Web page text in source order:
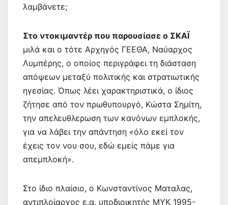
λαμβάνετε;
Στο ντοκιμαντέρ που παρουσίασε ο ΣΚΑΪ
μιλά και ο τότε Αρχηγός ΓΕΕΘΑ, Ναύαρχος
Λυμπέρης, ο οποίος περιγράφει τη διάσταση
απόψεων μεταξύ πολιτικής και στρατιωτικής
ηγεσίας. Όπως λέει χαρακτηριστικά, ο ίδιος
ζήτησε από τον πρωθυπουργό, Κώστα Σημίτη,
την απελευθλερωση των κανόνων εμπλοκής,
για να λάβει την απάντηση «όλο εκεί τον
έχεις τον νου σου, εδώ εμείς πάμε για
απεμπλοκή».
Στο ίδιο πλαίσιο, ο Κωνσταντίνος Ματαλας,
αντιπλοίαρχος ε.α. υποδιοικητής ΜΥΚ 1995-